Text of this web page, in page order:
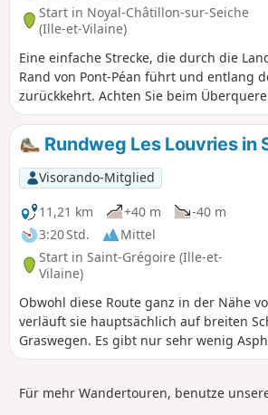
Start in Noyal-Châtillon-sur-Seiche
(Ille-et-Vilaine)
Eine einfache Strecke, die durch die
Rand von Pont-Péan führt und entlang
zurückkehrt. Achten Sie beim
unbedingt auf den Verkehr (2
überqueren). Achtung: Bei Hochwasser
Überschwemmungen kann das
untersagt sein.
Rundweg Les Louvries in
Visorando-Mitglied
11,21 km
+40 m
-40 m
3:20 Std.
Mittel
Start in Saint-Grégoire (Ille-et-
Vilaine)
Obwohl diese Route ganz in der Nähe
verläuft sie hauptsächlich auf breiten
Graswegen. Es gibt nur sehr wenig
bewohnten Gebieten.
Für mehr Wandertouren, benutze